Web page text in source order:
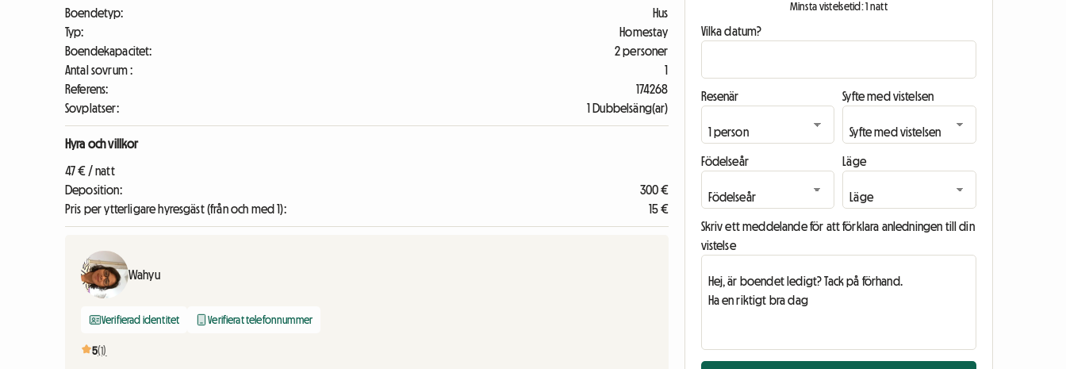
Boendetyp:
Hus
Typ:
Homestay
Boendekapacitet:
2 personer
Antal sovrum :
1
Referens:
174268
Sovplatser:
1 Dubbelsäng(ar)
Hyra och villkor
47 € / natt
Deposition:
300 €
Pris per ytterligare hyresgäst (från och med 1):
15 €
Wahyu
Verifierad identitet Verifierat telefonnummer
5(1)
Minsta vistelsetid: 1 natt
Vilka datum?
Resenär Syfte med vistelsen
Födelseår Läge
Skriv ett meddelande för att förklara anledningen till din
vistelse